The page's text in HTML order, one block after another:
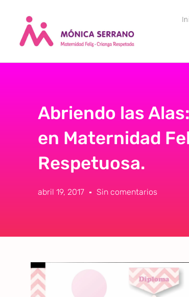
Abriendo las
en Maternidad
Respetuosa.
abril 19, 2017 Sin comentarios